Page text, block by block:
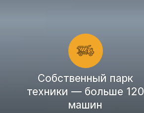
Cобственный парк
техники — больше 120
машин